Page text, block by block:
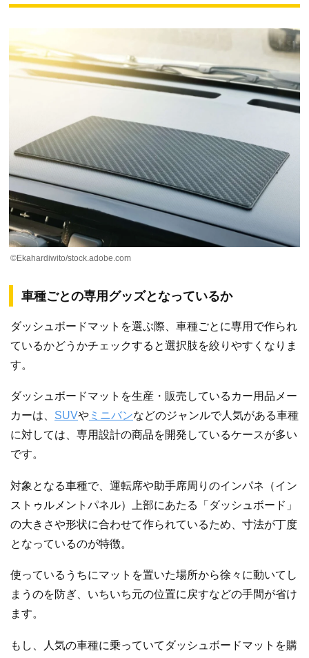
©Ekahardiwito/stock.adobe.com
車種ごとの専用グッズとなっているか
ダッシュボードマットを選ぶ際、車種ごとに専用で作られ
ているかどうかチェックすると選択肢を絞りやすくなりま
す。
ダッシュボードマットを生産・販売しているカー用品メー
カーは、 SUVや ミニバンなどのジャンルで人気がある車種
に対しては、専用設計の商品を開発しているケースが多い
です。
対象となる車種で、運転席や助手席周りのインパネ（イン
ストゥルメントパネル）上部にあたる「ダッシュボード」
の大きさや形状に合わせて作られているため、寸法が丁度
となっているのが特徴。
使っているうちにマットを置いた場所から徐々に動いてし
まうのを防ぎ、いちいち元の位置に戻すなどの手間が省け
ます。
もし、人気の車種に乗っていてダッシュボードマットを購